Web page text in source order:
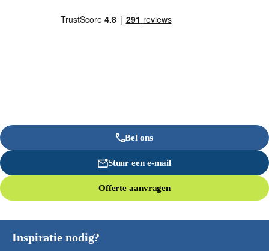
Bel ons
Stuur een e-mail
Offerte aanvragen
Inspiratie nodig?